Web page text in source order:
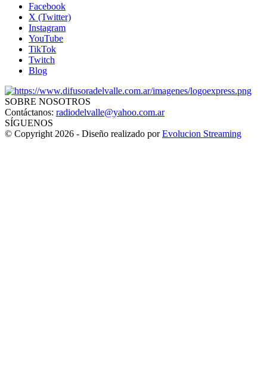
Facebook
X (Twitter)
Instagram
YouTube
TikTok
Twitch
Blog
SOBRE NOSOTROS
Contáctanos: radiodelvalle@yahoo.com.ar
SÍGUENOS
© Copyright 2026 - Diseño realizado porEvolucion Streaming